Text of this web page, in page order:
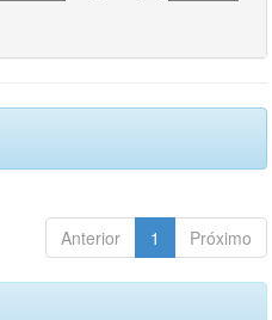
Anterior 1 Próximo